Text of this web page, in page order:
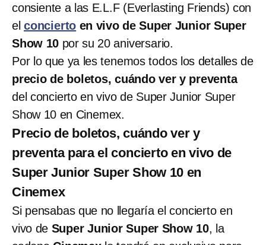
consiente a las E.L.F (Everlasting Friends) con
el concierto en vivo de Super Junior Super
Show 10 por su 20 aniversario.
Por lo que ya les tenemos todos los detalles de
precio de boletos, cuándo ver y preventa
del concierto en vivo de Super Junior Super
Show 10 en Cinemex.
Precio de boletos, cuándo ver y
preventa para el concierto en vivo de
Super Junior Super Show 10 en
Cinemex
Si pensabas que no llegaría el concierto en
vivo de Super Junior Super Show 10, la